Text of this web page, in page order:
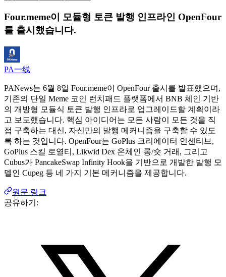
Four.meme이 모듈형 토큰 발행 인프라인 OpenFour
를 출시했습니다.
PA一线
PANews는 6월 8일 Four.meme이 OpenFour 출시를 발표했으며,
기존의 단일 Meme 코인 런치패드 플랫폼에서 BNB 체인 기반
의 개방형 모듈식 토큰 발행 인프라로 업그레이드할 계획이라
고 보도했습니다. 핵심 아이디어는 모든 사람이 모든 것을 직
접 구축하는 대신, 자신만의 발행 메커니즘을 구축할 수 있도
록 하는 것입니다. OpenFour는 GoPlus 크리에이터 인센티브,
GoPlus 스킬 로열티, Likwid Dex 온체인 롱/숏 거래, 그리고
Cubus가 PancakeSwap Infinity Hook을 기반으로 개발한 발행 모
델인 Cupeg 등 네 가지 기본 메커니즘을 제공합니다.
원문 링크
공유하기: